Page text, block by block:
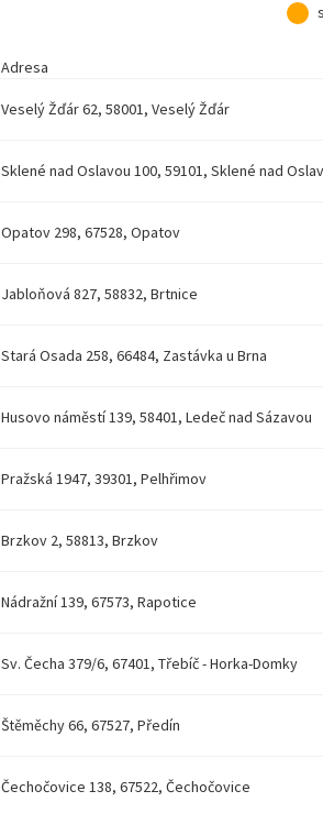
Adresa
Veselý Žďár 62, 58001, Veselý Žďár
Sklené nad Oslavou 100, 59101, Sklené nad
Opatov 298, 67528, Opatov
Jabloňová 827, 58832, Brtnice
Stará Osada 258, 66484, Zastávka u Brna
Husovo náměstí 139, 58401, Ledeč nad Sázavou
Pražská 1947, 39301, Pelhřimov
Brzkov 2, 58813, Brzkov
Nádražní 139, 67573, Rapotice
Sv. Čecha 379/6, 67401, Třebíč - Horka-Domky
Štěměchy 66, 67527, Předín
Čechočovice 138, 67522, Čechočovice